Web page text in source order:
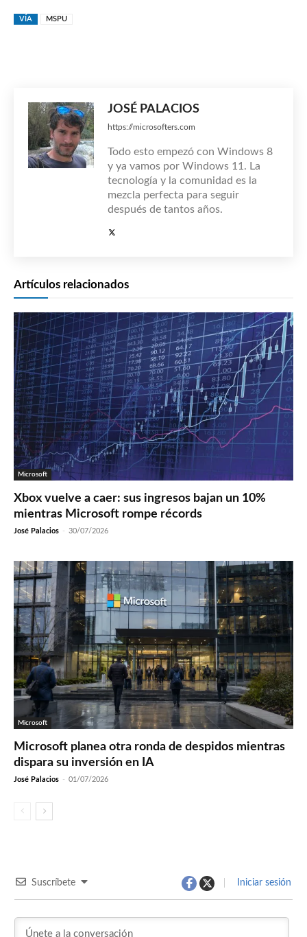
VÍA MSPU
JOSÉ PALACIOS
https://microsofters.com
Todo esto empezó con Windows 8
y ya vamos por Windows 11. La
tecnología y la comunidad es la
mezcla perfecta para seguir
después de tantos años.
Artículos relacionados
Microsoft
Xbox vuelve a caer: sus ingresos bajan un 10%
mientras Microsoft rompe récords
José Palacios - 30/07/2026
Microsoft
Microsoft planea otra ronda de despidos mientras
dispara su inversión en IA
José Palacios - 01/07/2026
Suscríbete Iniciar sesión